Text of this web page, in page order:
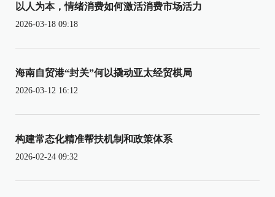
以人为本，情绪消费如何激活消费市场活力
2026-03-18 09:18
海南自贸港“封关”何以撬动亚太经贸棋局
2026-03-12 16:12
构建常态化精准帮扶机制和政策体系
2026-02-24 09:32